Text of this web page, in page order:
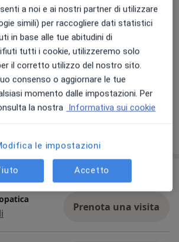
Healing Heads e raggiungendo la
Messico e la città di Tirana in Albania.
mi occupo di aiutare il
la causa del motivo per cui vengono
le alterazioni funzionali del corpo
un nuovo equilibrio attraverso le
(11)
Prenota una visita
a noi e ai nostri partner di utilizzare
simili) per raccogliere dati statistici
in base alle tue abitudini di
tutti i cookie, utilizzeremo solo
il corretto utilizzo del nostro sito.
consenso o aggiornare le tue
momento dalle impostazioni. Per
la nostra Informativa sui cookie
le impostazioni
Accetto